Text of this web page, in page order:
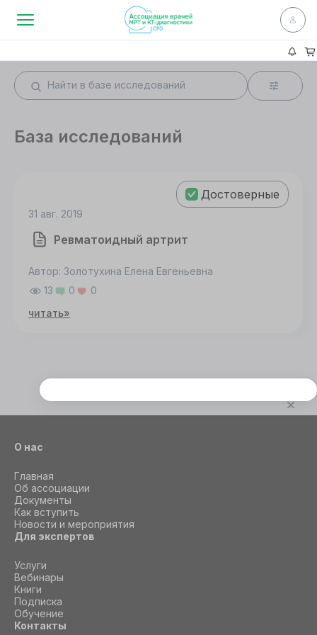
База исследований
Достоверные
31 авг. 2019
Ревматоидный артрит
Автор: Золотухина Елена Евгеньевна
13
0
0
читать»
О нас
Главная
Об ассоциации
Документы
Как вступить
Новости и мероприятия
Для экспертов
Услуги
Вебинары
Книги
Подписка
Обучение
Контакты
Этот сайт использует cookie
Для корректной работы данного сайта
СОГЛАСИЕ